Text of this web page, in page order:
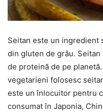
Seitan este un ingredient
din gluten de grâu.
de proteină de pe
vegetarieni folosesc
este un înlocuitor pentru
consumat în Japonia,